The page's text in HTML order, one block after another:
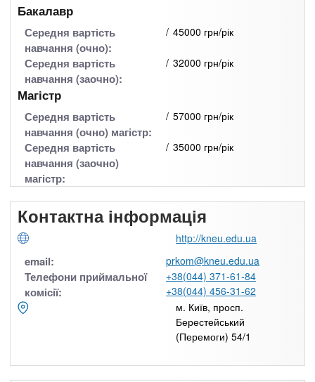
Бакалавр
Середня вартість
навчання (очно):
45000 грн/рік
Середня вартість
навчання (заочно):
32000 грн/рік
Магістр
Середня вартість
навчання (очно) магістр:
57000 грн/рік
Середня вартість
навчання (заочно)
магістр:
35000 грн/рік
Контактна інформація
http://kneu.edu.ua
email: prkom@kneu.edu.ua
Телефони приймальної
комісії:
+38(044) 371-61-84
+38(044) 456-31-62
м. Київ, просп.
Берестейський
(Перемоги) 54/1